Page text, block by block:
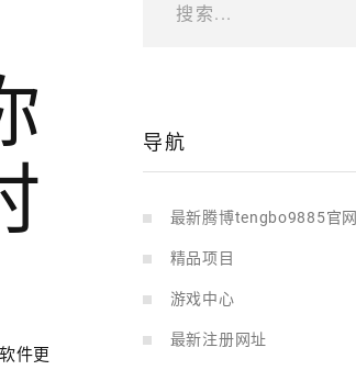
件更
搜索...
导航
最新腾博tengbo9885官网
精品项目
游戏中心
最新注册网址